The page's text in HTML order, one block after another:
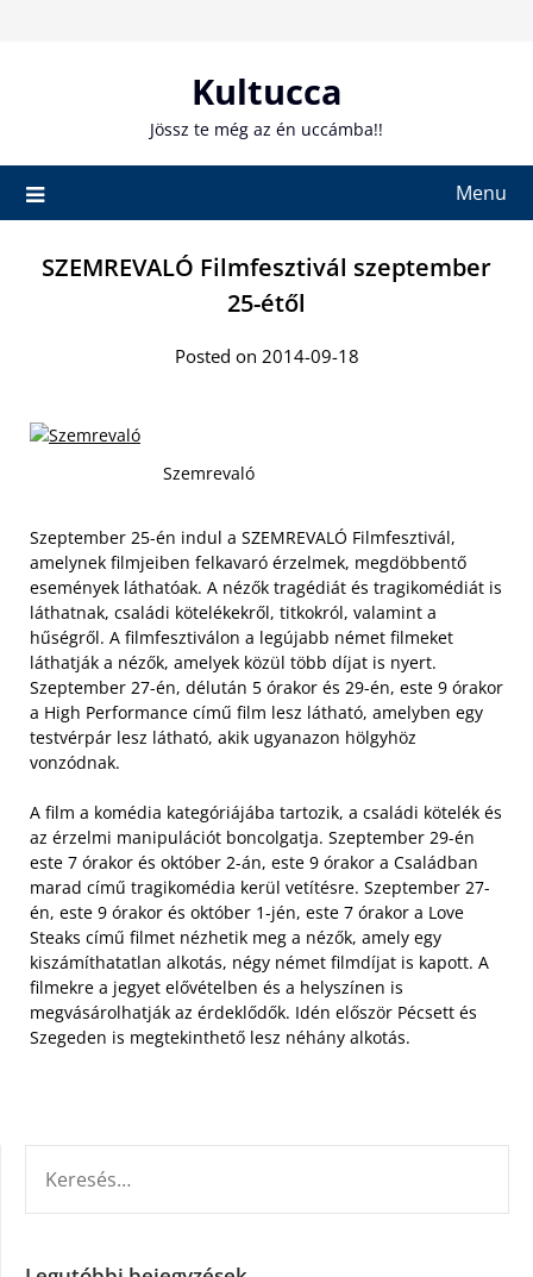
Kultucca
Jössz te még az én uccámba!!
Menu
SZEMREVALÓ Filmfesztivál szeptember
25-étől
Posted on 2014-09-18
Szemrevaló
Szeptember 25-én indul a SZEMREVALÓ Filmfesztivál,
amelynek filmjeiben felkavaró érzelmek, megdöbbentő
események láthatóak. A nézők tragédiát és tragikomédiát is
láthatnak, családi kötelékekről, titkokról, valamint a
hűségről. A filmfesztiválon a legújabb német filmeket
láthatják a nézők, amelyek közül több díjat is nyert.
Szeptember 27-én, délután 5 órakor és 29-én, este 9 órakor
a High Performance című film lesz látható, amelyben egy
testvérpár lesz látható, akik ugyanazon hölgyhöz
vonzódnak.
A film a komédia kategóriájába tartozik, a családi kötelék és
az érzelmi manipulációt boncolgatja. Szeptember 29-én
este 7 órakor és október 2-án, este 9 órakor a Családban
marad című tragikomédia kerül vetítésre. Szeptember 27-
én, este 9 órakor és október 1-jén, este 7 órakor a Love
Steaks című filmet nézhetik meg a nézők, amely egy
kiszámíthatatlan alkotás, négy német filmdíjat is kapott. A
filmekre a jegyet elővételben és a helyszínen is
megvásárolhatják az érdeklődők. Idén először Pécsett és
Szegeden is megtekinthető lesz néhány alkotás.